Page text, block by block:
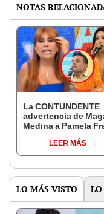
NOTAS
La CONTUNDENTE
advertencia de
Medina a Pamela
pedirle anillo de
compromiso
LEER MÁS
LO MÁS VISTO